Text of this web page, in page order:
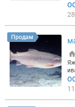
ая
У
в
в и
Продам
з'